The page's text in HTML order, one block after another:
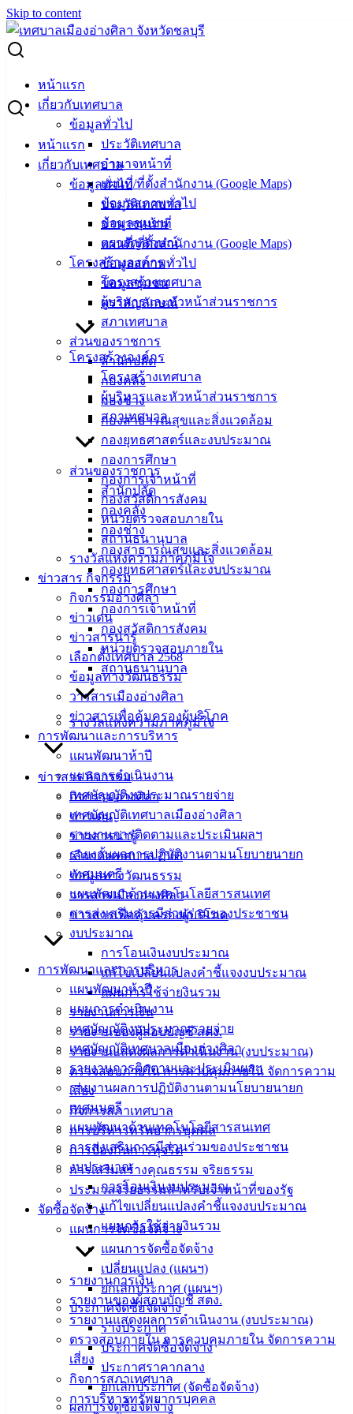
Skip to content
หน้าแรก
เกี่ยวกับเทศบาล
ข้อมูลทั่วไป
ประวัติเทศบาล
อำนาจหน้าที่
แผนที่/ที่ตั้งสำนักงาน (Google Maps)
ข้อมูลสภาพทั่วไป
ข้อมูลชุมชน
ตราสัญลักษณ์
โครงสร้างองค์กร
โครงสร้างเทศบาล
ผู้บริหารและหัวหน้าส่วนราชการ
สภาเทศบาล
ส่วนของราชการ
สำนักปลัด
กองคลัง
กองช่าง
กองสาธารณสุขและสิ่งแวดล้อม
กองยุทธศาสตร์และงบประมาณ
กองการศึกษา
กองการเจ้าหน้าที่
กองสวัสดิการสังคม
หน่วยตรวจสอบภายใน
สถานธนานุบาล
รางวัลแห่งความภาคภูมิใจ
ข่าวสาร กิจกรรม
กิจกรรมอ่างศิลา
ข่าวเด่น
ข่าวสารน่ารู้
เลือกตั้งเทศบาล 2568
ข้อมูลทางวัฒนธรรม
วารสารเมืองอ่างศิลา
ข่าวสารเพื่อคุ้มครองผู้บริโภค
การพัฒนาและการบริหาร
แผนพัฒนาห้าปี
แผนการดำเนินงาน
เทศบัญญัติงบประมาณรายจ่าย
เทศบัญญัติเทศบาลเมืองอ่างศิลา
รายงานการติดตามและประเมินผลฯ
รายงานผลการปฏิบัติงานตามนโยบายนายก
เทศมนตรี
แผนพัฒนาด้านเทคโนโลยีสารสนเทศ
การส่งเสริมการมีส่วนร่วมของประชาชน
งบประมาณ
การโอนเงินงบประมาณ
แก้ไขเปลี่ยนแปลงคำชี้แจงงบประมาณ
แผนการใช้จ่ายงินรวม
รายงานการเงิน
รายงานของผู้สอบบัญชี สตง.
รายงานแสดงผลการดำเนินงาน (งบประมาณ)
ตรวจสอบภายใน การควบคุมภายใน จัดการความ
เสี่ยง
กิจการสภาเทศบาล
การบริหารทรัพยากรบุคคล
การป้องกันการทุจริต
การเสริมสร้างคุณธรรม จริยธรรม
ประมวลจริยธรรมสำหรับเจ้าหน้าที่ของรัฐ
จัดซื้อจัดจ้าง
แผนการจัดซื้อจัดจ้าง
แผนการจัดซื้อจัดจ้าง
เปลี่ยนแปลง (แผนฯ)
ยกเลิกประกาศ (แผนฯ)
ประกาศจัดซื้อจัดจ้าง
ร่างประกาศ
ประกาศจัดซื้อจัดจ้าง
ประกาศราคากลาง
ยกเลิกประกาศ (จัดซื้อจัดจ้าง)
ผลการจัดซื้อจัดจ้าง
หน้าแรก
เกี่ยวกับเทศบาล
ข้อมูลทั่วไป
ประวัติเทศบาล
อำนาจหน้าที่
แผนที่/ที่ตั้งสำนักงาน (Google Maps)
ข้อมูลสภาพทั่วไป
ข้อมูลชุมชน
ตราสัญลักษณ์
โครงสร้างองค์กร
โครงสร้างเทศบาล
ผู้บริหารและหัวหน้าส่วนราชการ
สภาเทศบาล
ส่วนของราชการ
สำนักปลัด
กองคลัง
กองช่าง
กองสาธารณสุขและสิ่งแวดล้อม
กองยุทธศาสตร์และงบประมาณ
กองการศึกษา
กองการเจ้าหน้าที่
กองสวัสดิการสังคม
หน่วยตรวจสอบภายใน
สถานธนานุบาล
รางวัลแห่งความภาคภูมิใจ
ข่าวสาร กิจกรรม
กิจกรรมอ่างศิลา
ข่าวเด่น
ข่าวสารน่ารู้
เลือกตั้งเทศบาล 2568
ข้อมูลทางวัฒนธรรม
วารสารเมืองอ่างศิลา
ข่าวสารเพื่อคุ้มครองผู้บริโภค
การพัฒนาและการบริหาร
แผนพัฒนาห้าปี
แผนการดำเนินงาน
เทศบัญญัติงบประมาณรายจ่าย
เทศบัญญัติเทศบาลเมืองอ่างศิลา
รายงานการติดตามและประเมินผลฯ
รายงานผลการปฏิบัติงานตามนโยบายนายก
เทศมนตรี
แผนพัฒนาด้านเทคโนโลยีสารสนเทศ
การส่งเสริมการมีส่วนร่วมของประชาชน
งบประมาณ
การโอนเงินงบประมาณ
แก้ไขเปลี่ยนแปลงคำชี้แจงงบประมาณ
แผนการใช้จ่ายงินรวม
รายงานการเงิน
รายงานของผู้สอบบัญชี สตง.
รายงานแสดงผลการดำเนินงาน (งบประมาณ)
ตรวจสอบภายใน การควบคุมภายใน จัดการความ
เสี่ยง
กิจการสภาเทศบาล
การบริหารทรัพยากรบุคคล
Search for:
รายงานของผู้สอบบัญชีและรายงานการเงิน สำนักงานการตรวจ
เงินแผ่นดิน ปีงบประมาณ พ.ศ. 2564
รายงานของผู้สอบบัญชีและรายงานการ
เงิน สำนักงานการตรวจเงินแผ่นดิน
ปีงบประมาณ พ.ศ. 2564
พฤษภาคม 8, 2022มีนาคม 18, 2024
vichakarn
รายงานของผู้สอบบัญชี สตง.
รายงานของผู้สอบบัญชีและรายงานการเงินเทศบาลเมืองอ่าง
ดาวน์โหลด
เทศบาล
อ.เมือง จ.ชลบุรี
20000
142-100-104
บริการ
ประชาชน
ดาวน์โหลด
แบบ
ฟอร์ม,
เอกสาร
คู่มือ
สำหรับ
ประชาชน/
คู่มือการ
ปฏิบัติ
งาน
ข่าวสาร
ศุนย์
ข้อมูล
ข่าวสาร
อิเล็กทรอนิกส์
องค์
ความรู้
(Knowledge
Management)
เทศบาล
สายตรง
นายก
ผู้บริหาร
และ
หัวหน้า
ราชการ
เทศบาล